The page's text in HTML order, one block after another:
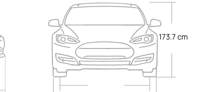
173.7 cm